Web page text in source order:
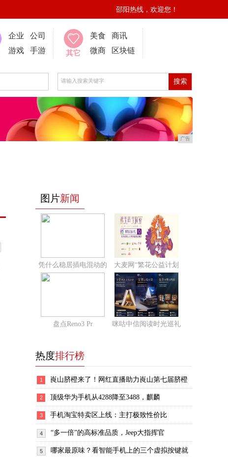
邵阳热线，欢迎您！
企业
公司
游戏
手游 其它
美食
商讯
微商
区块链
广告
图片新闻
凭什么稳居插电混动的 大麦网“繁花公益计划
盘点Reno3 Pr 咪咕中信阅读时光巡礼
热度排行榜
1 崀山脐橙来了！网红直播助力崀山第七届脐橙
2 顶级华为手机从4288降至3488，麒麟
3 手机淘宝特卖区上线：主打极致性价比
4 “多一倍”的高标准品质，Jeep大指挥官
5 哪家最原味？看智能手机上的三个虚拟按键就